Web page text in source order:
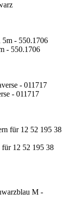
- 550.1706
- 011717
für 12 52 195 38